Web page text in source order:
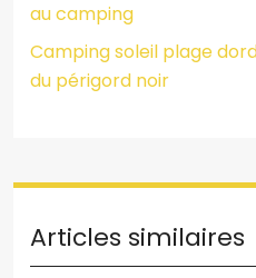
au camping
Camping soleil plage
du périgord noir
Articles similaires